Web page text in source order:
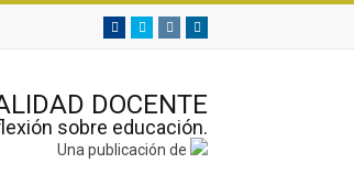
Facebook
TwitterInstagramLinkedin
DOCENTE
sobre educación.
Una publicación de